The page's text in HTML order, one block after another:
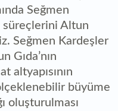
Seğmen
süreçlerini Altun
Seğmen Kardeşler
Gıda’nın
altyapısının
büyüme
oluşturulması